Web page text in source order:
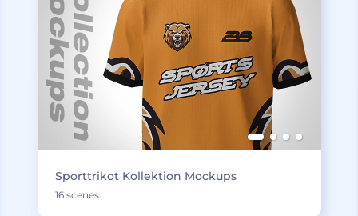
Sporttrikot Kollektion Mockups
16 scenes